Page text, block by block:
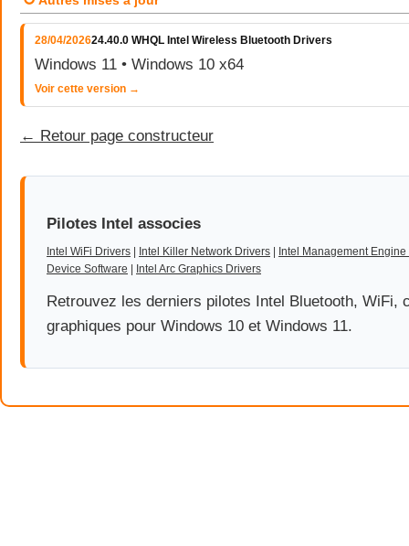
28/04/202624.40.0 WHQL Intel Wireless Bluetooth Drivers
Windows 11 • Windows 10 x64
Voir cette version →
← Retour page constructeur
Pilotes Intel associes
Intel WiFi Drivers Intel Killer Network Drivers
Intel Management Engine
Device Software
Intel Arc Graphics Drivers
Retrouvez les derniers pilotes Intel Bluetooth, WiFi,
graphiques pour Windows 10 et Windows 11.